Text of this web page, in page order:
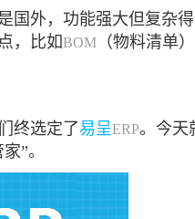
国外，功能强大但复杂
，比如BOM （物料清单
终选定了易呈ERP。今天
”。